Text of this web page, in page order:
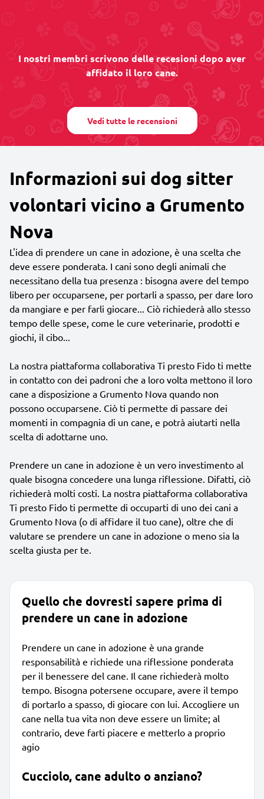
I nostri membri scrivono delle recesioni dopo aver
affidato il loro cane.
Vedi tutte le recensioni
Informazioni sui dog sitter
volontari vicino a Grumento
Nova
L'idea di prendere un cane in adozione, è una scelta che
deve essere ponderata. I cani sono degli animali che
necessitano della tua presenza : bisogna avere del tempo
libero per occuparsene, per portarli a spasso, per dare loro
da mangiare e per farli giocare... Ciò richiederà allo stesso
tempo delle spese, come le cure veterinarie, prodotti e
giochi, il cibo...
La nostra piattaforma collaborativa Ti presto Fido ti mette
in contatto con dei padroni che a loro volta mettono il loro
cane a disposizione a Grumento Nova quando non
possono occuparsene. Ciò ti permette di passare dei
momenti in compagnia di un cane, e potrà aiutarti nella
scelta di adottarne uno.
Prendere un cane in adozione è un vero investimento al
quale bisogna concedere una lunga riflessione. Difatti, ciò
richiederà molti costi. La nostra piattaforma collaborativa
Ti presto Fido ti permette di occuparti di uno dei cani a
Grumento Nova (o di affidare il tuo cane), oltre che di
valutare se prendere un cane in adozione o meno sia la
scelta giusta per te.
Quello che dovresti sapere prima di
prendere un cane in adozione
Prendere un cane in adozione è una grande
responsabilità e richiede una riflessione ponderata
per il benessere del cane. Il cane richiederà molto
tempo. Bisogna potersene occupare, avere il tempo
di portarlo a spasso, di giocare con lui. Accogliere un
cane nella tua vita non deve essere un limite; al
contrario, deve farti piacere e metterlo a proprio
agio
Cucciolo, cane adulto o anziano?